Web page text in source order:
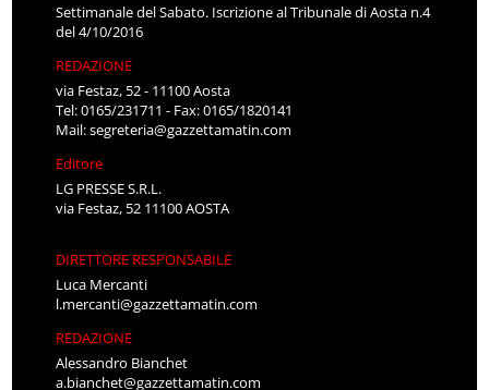
Settimanale del Sabato. Iscrizione al Tribunale di Aosta n.4
del 4/10/2016
REDAZIONE
via Festaz, 52 - 11100 Aosta
Tel: 0165/231711 - Fax: 0165/1820141
Mail:segreteria@gazzettamatin.com
Editore
LG PRESSE S.R.L.
via Festaz, 52 11100 AOSTA
DIRETTORE RESPONSABILE
Luca Mercanti
l.mercanti@gazzettamatin.com
REDAZIONE
Alessandro Bianchet
a.bianchet@gazzettamatin.com